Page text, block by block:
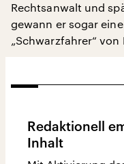
Rechtsanwalt und
gewann er sogar
„Schwarzfahrer“ von
Redaktionell
Inhalt